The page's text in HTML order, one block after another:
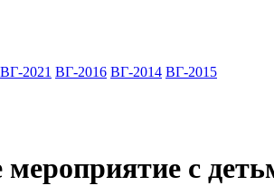
ВГ-2021 ВГ-2016 ВГ-2014 ВГ-2015
мероприятие с